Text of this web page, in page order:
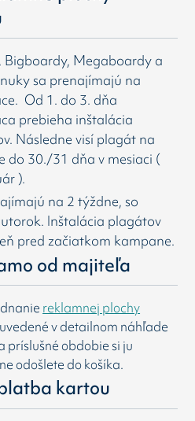
Bigboardy, Megaboardy a
sa prenajímajú na
Od 1. do 3. dňa
prebieha inštalácia
Následne visí plagát na
do 30./31 dňa v mesiaci (
).
na 2 týždne, so
Inštalácia plagátov
pred začiatkom kampane.
od majiteľa
reklamnej plochy
v detailnom náhľade
príslušné obdobie si ju
odošlete do košíka.
kartou